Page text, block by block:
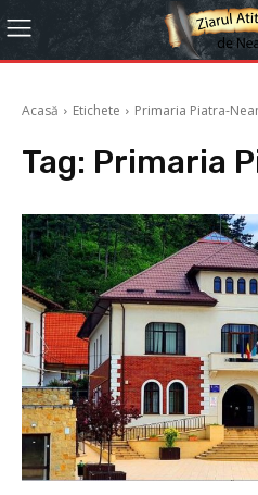
Acasă Etichete Primaria Piatra-
Tag: Primaria